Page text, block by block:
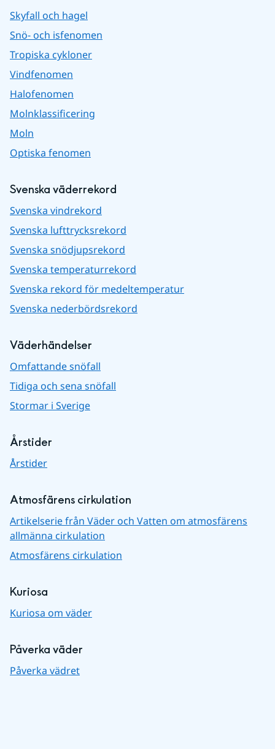
Skyfall och hagel
Snö- och isfenomen
Tropiska cykloner
Vindfenomen
Halofenomen
Molnklassificering
Moln
Optiska fenomen
Svenska väderrekord
Svenska vindrekord
Svenska lufttrycksrekord
Svenska snödjupsrekord
Svenska temperaturrekord
Svenska rekord för medeltemperatur
Svenska nederbördsrekord
Väderhändelser
Omfattande snöfall
Tidiga och sena snöfall
Stormar i Sverige
Årstider
Årstider
Atmosfärens cirkulation
Artikelserie från Väder och Vatten om atmosfärens
allmänna cirkulation
Atmosfärens cirkulation
Kuriosa
Kuriosa om väder
Påverka väder
Påverka vädret